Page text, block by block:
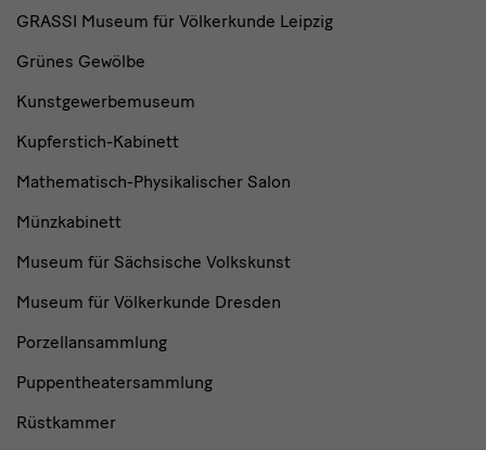
GRASSI Museum für Völkerkunde Leipzig
Grünes Gewölbe
Kunstgewerbemuseum
Kupferstich-Kabinett
Mathematisch-Physikalischer Salon
Münzkabinett
Museum für Sächsische Volkskunst
Museum für Völkerkunde Dresden
Porzellansammlung
Puppentheatersammlung
Rüstkammer